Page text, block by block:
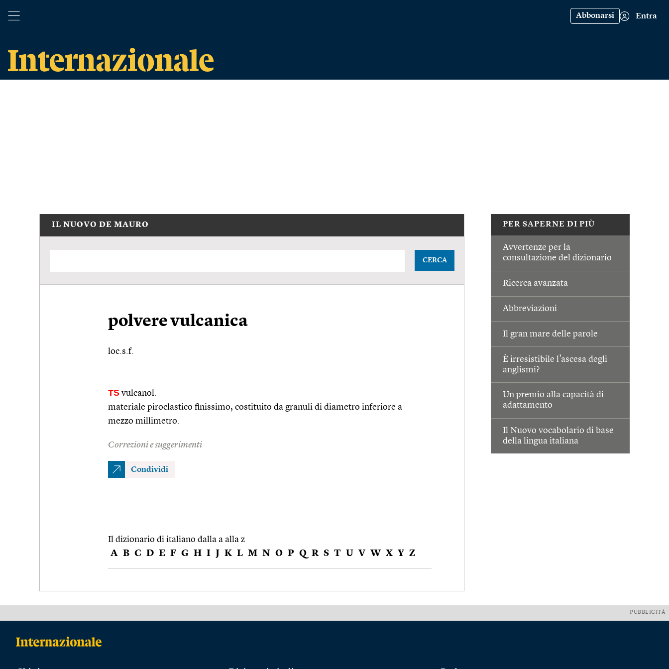
Abbonarsi Entra
PER SAPERNE DI PIÙ
Avvertenze per la
consultazione del dizionario
Ricerca avanzata
Abbreviazioni
Il gran mare delle parole
È irresistibile l’ascesa degli
anglismi?
Un premio alla capacità di
adattamento
Il Nuovo vocabolario di base
della lingua italiana
IL NUOVO DE MAURO
CERCA
polvere vulcanica
loc.s.f.
TS vulcanol.
materiale piroclastico finissimo, costituito da granuli di diametro inferiore a
mezzo millimetro.
Correzioni e suggerimenti
Condividi
Il dizionario di italiano dalla a alla z
A B C D E F G H I J K L M N O P Q R S T U V W X Y Z
PUBBLICITÀ